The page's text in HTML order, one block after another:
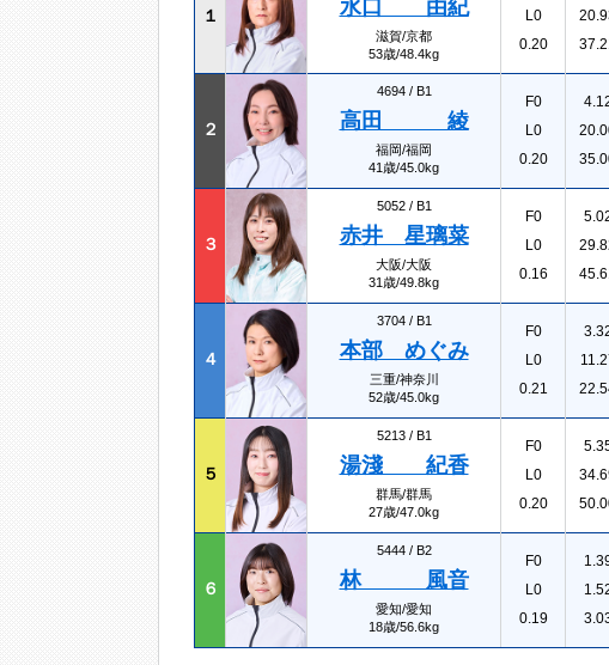
１ 水口 由紀
滋賀/京都
53歳/48.4kg
L0
0.20
２
4694 / B1
高田 綾
福岡/福岡
41歳/45.0kg
F0
L0
0.20
３
5052 / B1
赤井 星璃菜
大阪/大阪
31歳/49.8kg
F0
L0
0.16
４
3704 / B1
本部 めぐみ
三重/神奈川
52歳/45.0kg
F0
L0
0.21
５
5213 / B1
湯淺 紀香
群馬/群馬
27歳/47.0kg
F0
L0
0.20
６
5444 / B2
林 風音
愛知/愛知
18歳/56.6kg
F0
L0
0.19